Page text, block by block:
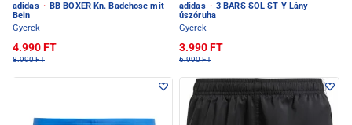
adidas · BB BOXER Kn. Badehose mit
Bein
Gyerek
4.990 FT
8.990 FT
adidas · 3 BARS SOL ST Y Lány
úszóruha
Gyerek
3.990 FT
6.990 FT